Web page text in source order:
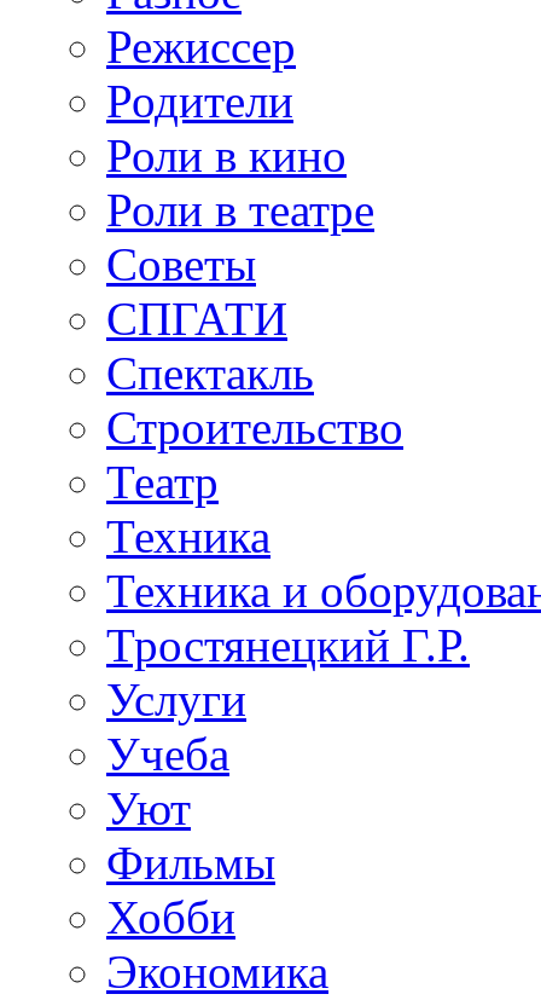
Режиссер
Родители
Роли в кино
Роли в театре
Советы
СПГАТИ
Спектакль
Строительство
Театр
Техника
Техника и
Тростянецкий Г.Р.
Услуги
Учеба
Уют
Фильмы
Хобби
Экономика